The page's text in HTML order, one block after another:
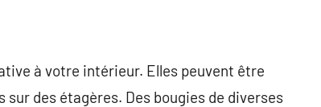
à votre intérieur. Elles peuvent être
des étagères. Des bougies de diverses